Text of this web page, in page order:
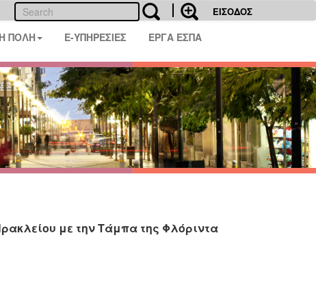
ΕΙΣΟΔΟΣ
ΠΟΛΗ E-ΥΠΗΡΕΣΙΕΣ ΕΡΓΑ ΕΣΠΑ
με την Τάμπα της Φλόριντα